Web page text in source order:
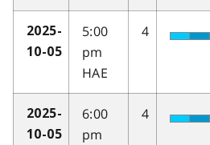
2025-
10-05
5:00
pm
HAE
4
2025-
10-05
6:00
pm
4